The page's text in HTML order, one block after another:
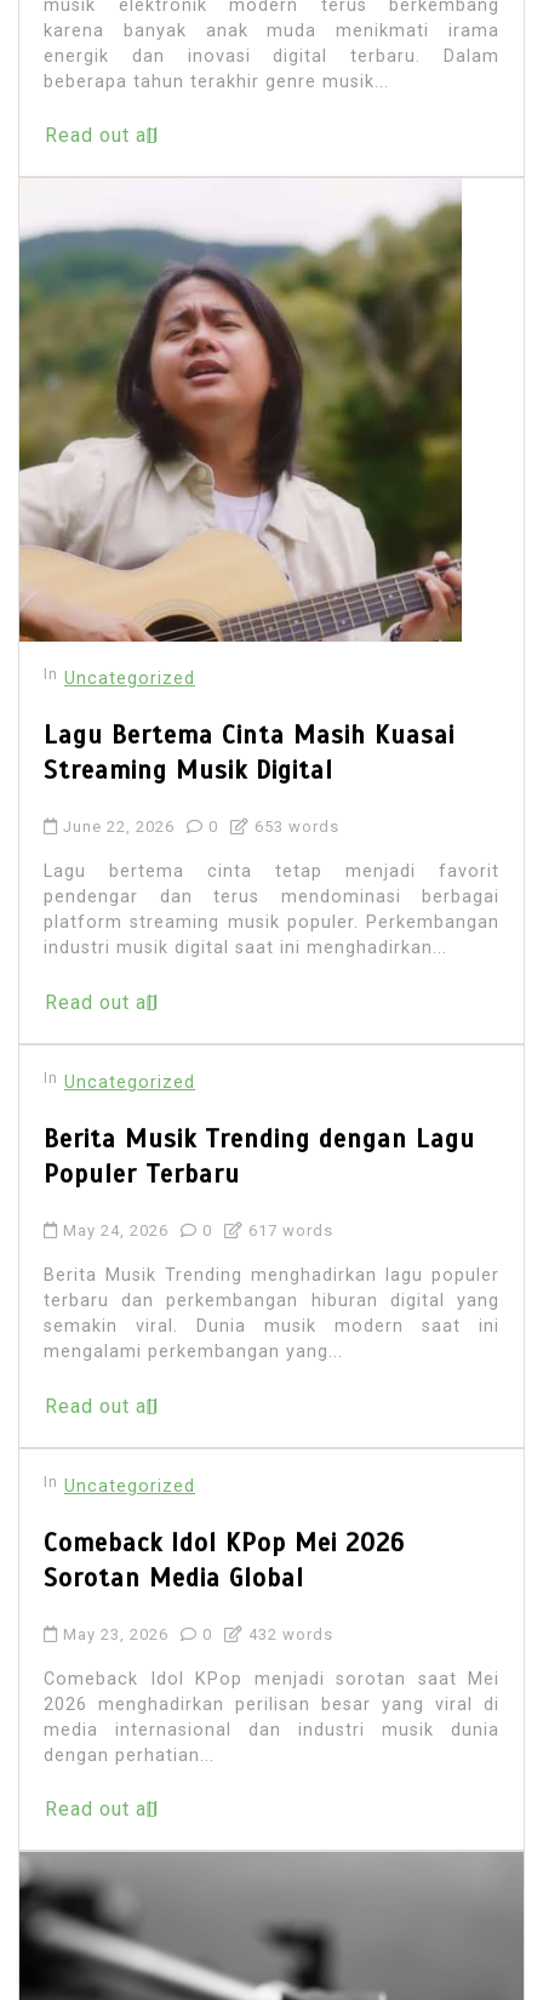
musik elektronik modern terus berkembang
karena banyak anak muda menikmati irama
energik dan inovasi digital terbaru. Dalam
beberapa tahun terakhir genre musik...
Read out all
In Uncategorized
Lagu Bertema Cinta Masih Kuasai
Streaming Musik Digital
June 22, 2026 0 653 words
Lagu bertema cinta tetap menjadi favorit
pendengar dan terus mendominasi berbagai
platform streaming musik populer. Perkembangan
industri musik digital saat ini menghadirkan...
Read out all
In Uncategorized
Berita Musik Trending dengan Lagu
Populer Terbaru
May 24, 2026 0 617 words
Berita Musik Trending menghadirkan lagu populer
terbaru dan perkembangan hiburan digital yang
semakin viral. Dunia musik modern saat ini
mengalami perkembangan yang...
Read out all
In Uncategorized
Comeback Idol KPop Mei 2026
Sorotan Media Global
May 23, 2026 0 432 words
Comeback Idol KPop menjadi sorotan saat Mei
2026 menghadirkan perilisan besar yang viral di
media internasional dan industri musik dunia
dengan perhatian...
Read out all